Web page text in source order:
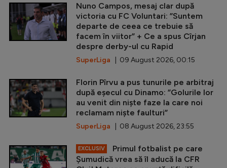
Nuno Campos, mesaj clar după
victoria cu FC Voluntari: ”Suntem
departe de ceea ce trebuie să
facem în viitor” + Ce a spus Cîrjan
despre derby-ul cu Rapid
SuperLiga | 09 August 2026, 00:15
Florin Pîrvu a pus tunurile pe arbitraj
după eșecul cu Dinamo: ”Golurile lor
au venit din niște faze la care noi
reclamam niște faulturi”
SuperLiga | 08 August 2026, 23:55
EXCLUSIV
Primul fotbalist pe care
Șumudică vrea să îl aducă la CFR